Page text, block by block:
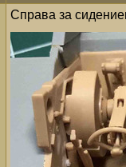
Справа за